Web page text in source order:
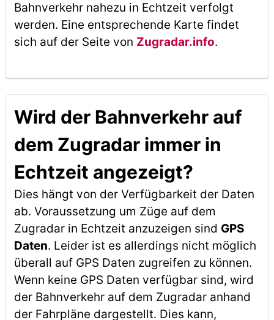
Bahnverkehr nahezu in Echtzeit verfolgt
werden. Eine entsprechende Karte findet
sich auf der Seite von Zugradar.info.
Wird der Bahnverkehr auf
dem Zugradar immer in
Echtzeit angezeigt?
Dies hängt von der Verfügbarkeit der Daten
ab. Voraussetzung um Züge auf dem
Zugradar in Echtzeit anzuzeigen sind GPS
Daten. Leider ist es allerdings nicht möglich
überall auf GPS Daten zugreifen zu können.
Wenn keine GPS Daten verfügbar sind, wird
der Bahnverkehr auf dem Zugradar anhand
der Fahrpläne dargestellt. Dies kann,